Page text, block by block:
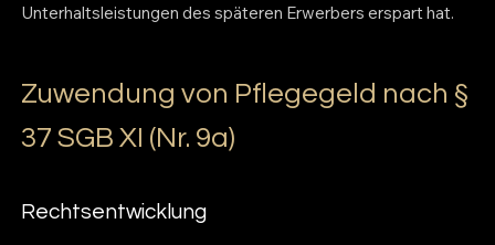
Unterhaltsleistungen des späteren Erwerbers erspart hat.
Zuwendung von Pflegegeld nach §
37 SGB XI (Nr. 9a)
Rechtsentwicklung